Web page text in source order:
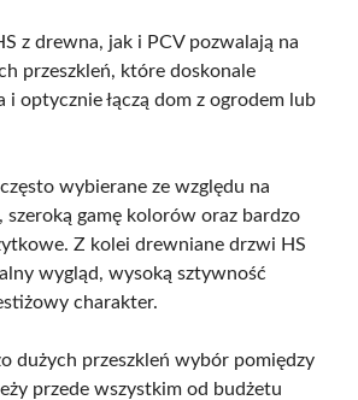
z drewna, jak i PCV pozwalają na
przeszkleń, które doskonale
optycznie łączą dom z ogrodem lub
wybierane ze względu na
szeroką gamę kolorów oraz bardzo
Z kolei drewniane drzwi HS
wygląd, wysoką sztywność
charakter.
dużych przeszkleń wybór pomiędzy
przede wszystkim od budżetu